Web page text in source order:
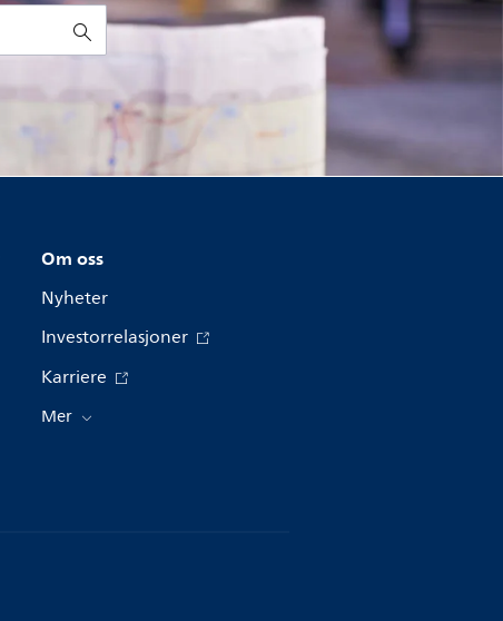
Om oss
Nyheter
Investorrelasjoner
Karriere
Mer